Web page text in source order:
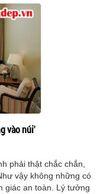
vào núi'
phải thật chắc chắn,
vậy không những có
giác an toàn. Lý tưởng